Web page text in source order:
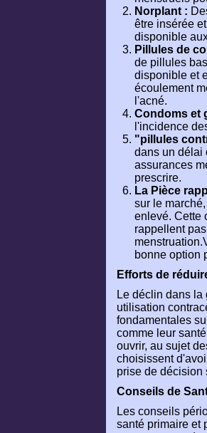
Norplant :
être insérée
disponible
Pillules de
de pillules
disponible et
écoulement
l'acné.
Condoms et
l'incidence
"pillules
dans un délai
assurances
prescrire.
La Pièce
sur le
enlevé. Cette
rappellent
bonne option
Efforts de
Le déclin dans
utilisation
fondamentales
comme leur
ouvrir, au sujet
choisissent
prise de décision
Conseils de
Les conseils
santé primaire et